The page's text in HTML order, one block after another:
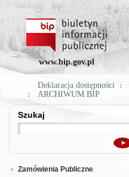
www.bip.gov.pl
Deklaracja dostępności
ARCHIWUM BIP
Szukaj
Szukaj
Zamówienia Publiczne